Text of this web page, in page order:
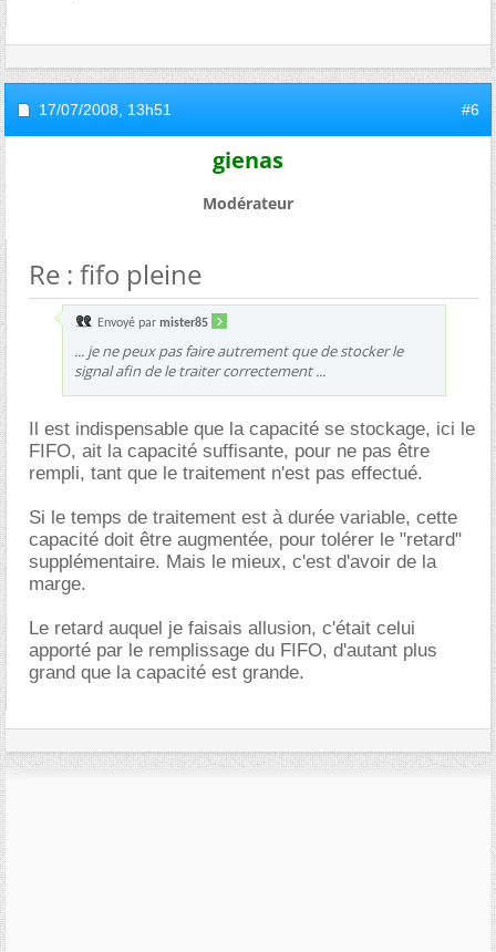
17/07/2008, 13h51 #6
gienas
Modérateur
Re : fifo pleine
Envoyé par mister85
... je ne peux pas faire autrement que de stocker le
signal afin de le traiter correctement ...
Il est indispensable que la capacité se stockage, ici le
FIFO, ait la capacité suffisante, pour ne pas être
rempli, tant que le traitement n'est pas effectué.
Si le temps de traitement est à durée variable, cette
capacité doit être augmentée, pour tolérer le "retard"
supplémentaire. Mais le mieux, c'est d'avoir de la
marge.
Le retard auquel je faisais allusion, c'était celui
apporté par le remplissage du FIFO, d'autant plus
grand que la capacité est grande.